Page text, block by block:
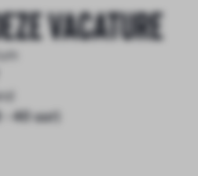
vacature
40 uur)